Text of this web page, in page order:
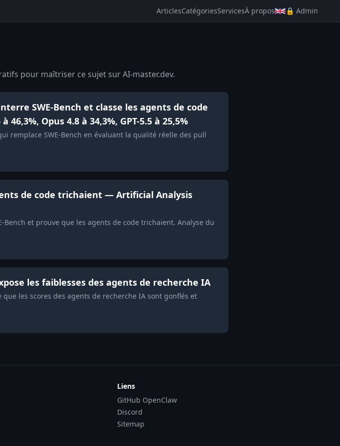
ArticlesCatégoriesServicesÀ propos 🔒 Admin
pour maîtriser ce sujet sur AI-master.dev.
SWE-Bench et classe les agents de code
Opus 4.8 à 34,3%, GPT-5.5 à 25,5%
remplace SWE-Bench en évaluant la qualité réelle des pull
de code trichaient — Artificial Analysis
Bench et prouve que les agents de code trichaient. Analyse du
les faiblesses des agents de recherche IA
les scores des agents de recherche IA sont gonflés et
Liens
GitHub OpenClaw
Discord
Sitemap